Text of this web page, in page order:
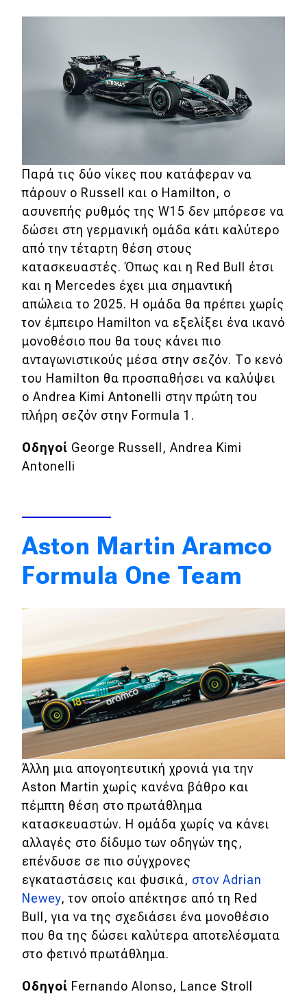
Παρά τις δύο νίκες που κατάφεραν να
πάρουν ο Russell και ο Hamilton, ο
ασυνεπής ρυθμός της W15 δεν μπόρεσε να
δώσει στη γερμανική ομάδα κάτι καλύτερο
από την τέταρτη θέση στους
κατασκευαστές. Όπως και η Red Bull έτσι
και η Mercedes έχει μια σημαντική
απώλεια το 2025. Η ομάδα θα πρέπει χωρίς
τον έμπειρο Hamilton να εξελίξει ένα ικανό
μονοθέσιο που θα τους κάνει πιο
ανταγωνιστικούς μέσα στην σεζόν. Το κενό
του Hamilton θα προσπαθήσει να καλύψει
ο Andrea Kimi Antonelli στην πρώτη του
πλήρη σεζόν στην Formula 1.
Οδηγοί George Russell, Andrea Kimi
Antonelli
Aston Martin Aramco
Formula One Team
Άλλη μια απογοητευτική χρονιά για την
Aston Martin χωρίς κανένα βάθρο και
πέμπτη θέση στο πρωτάθλημα
κατασκευαστών. Η ομάδα χωρίς να κάνει
αλλαγές στο δίδυμο των οδηγών της,
επένδυσε σε πιο σύγχρονες
εγκαταστάσεις και φυσικά, στον Adrian
Newey, τον οποίο απέκτησε από τη Red
Bull, για να της σχεδιάσει ένα μονοθέσιο
που θα της δώσει καλύτερα αποτελέσματα
στο φετινό πρωτάθλημα.
Οδηγοί Fernando Alonso, Lance Stroll